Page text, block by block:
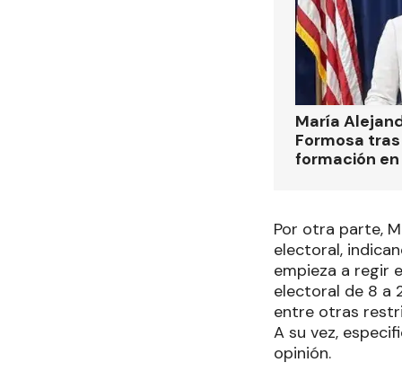
María
Formosa
formación
Por otra parte,
electoral,
empieza a regir
electoral de 8 a
entre otras
A su vez,
opinión.